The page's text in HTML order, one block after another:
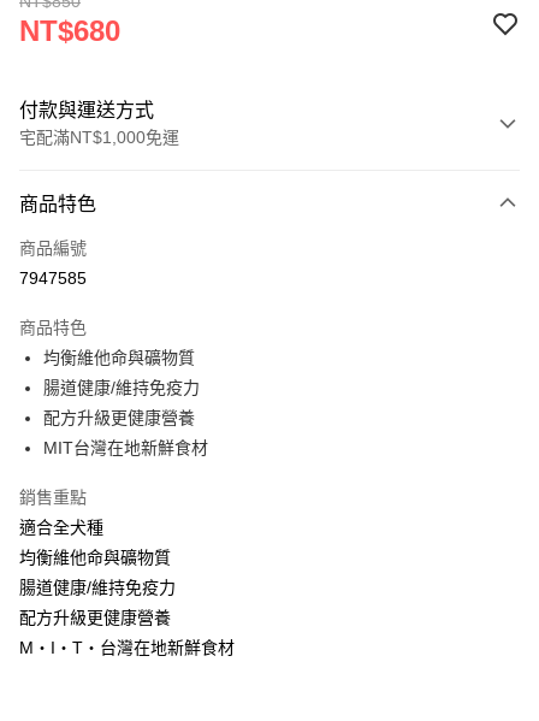
NT$680
付款與運送方式
宅配滿NT$1,000免運
信用卡一次付款
LINE Pay
街口支付
悠遊付
ATM付款
運送方式
宅配
每筆NT$100，滿NT$1,000(含以上)免運費
商品特色
商品編號
7947585
商品特色
均衡維他命與礦物質
腸道健康/維持免疫力
配方升級更健康營養
MIT台灣在地新鮮食材
銷售重點
適合全犬種
均衡維他命與礦物質
腸道健康/維持免疫力
配方升級更健康營養
M‧I‧T‧台灣在地新鮮食材